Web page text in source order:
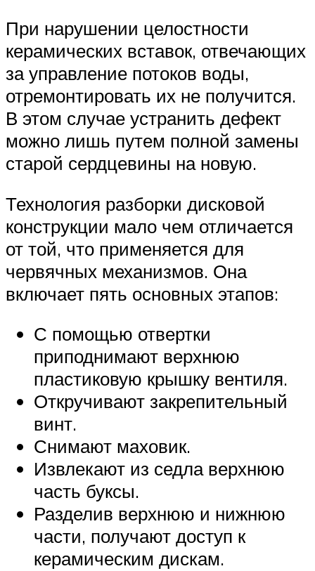
При нарушении целостности
керамических вставок, отвечающих
за управление потоков воды,
отремонтировать их не получится.
В этом случае устранить дефект
можно лишь путем полной замены
старой сердцевины на новую.
Технология разборки дисковой
конструкции мало чем отличается
от той, что применяется для
червячных механизмов. Она
включает пять основных этапов:
С помощью отвертки
приподнимают верхнюю
пластиковую крышку вентиля.
Откручивают закрепительный
винт.
Снимают маховик.
Извлекают из седла верхнюю
часть буксы.
Разделив верхнюю и нижнюю
части, получают доступ к
керамическим дискам.